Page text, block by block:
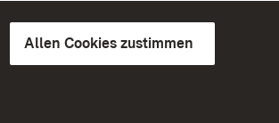
Allen Cookies zustimmen